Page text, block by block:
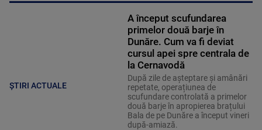
ȘTIRI ACTUALE
A început scufundarea
primelor două barje în
Dunăre. Cum va fi deviat
cursul apei spre centrala de
la Cernavodă
După zile de așteptare și amânări
repetate, operațiunea de
scufundare controlată a primelor
două barje în apropierea brațului
Bala de pe Dunăre a început vineri
după-amiază.